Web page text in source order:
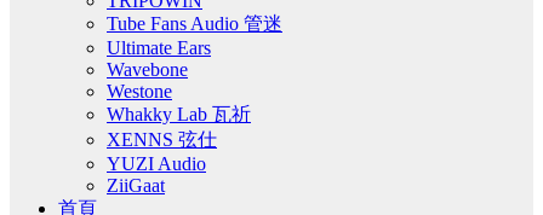
Tube Fans Audio 管迷
Ultimate Ears
Wavebone
Westone
Whakky Lab 瓦祈
XENNS 弦仕
YUZI Audio
ZiiGaat
首頁